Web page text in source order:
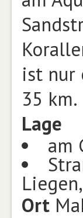
ist nur
35 km.
Lage
am
Ort